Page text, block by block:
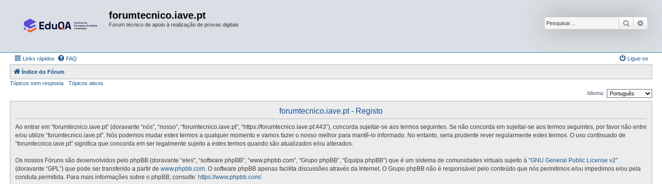
forumtecnico.iave.pt
Forum técnico de apoio à realização de provas digitais Pesquisar
Links rápidos FAQ Ligue-se
Índice do Fórum
Tópicos sem resposta
Tópicos ativos
Idioma:
forumtecnico.iave.pt - Registo
Ao entrar em “forumtecnico.iave.pt” (doravante “nós”, “nosso”, “forumtecnico.iave.pt”, “https://forumtecnico.iave.pt:443”), concorda sujeitar-se aos termos seguintes. Se não concorda em sujeitar-se aos termos seguintes, por favor não entre
e/ou utilize “forumtecnico.iave.pt”. Nós podemos mudar estes termos a qualquer momento e vamos fazer o nosso melhor para mantê-lo informado. No entanto, seria prudente rever regularmente estes termos. O uso continuado de
“forumtecnico.iave.pt” significa que concorda em ser legalmente sujeito a estes termos quando são atualizados e/ou alterados.
Os nossos Fóruns são desenvolvidos pelo phpBB (doravante “eles”, “software phpBB”, “www.phpbb.com”, “Grupo phpBB”, “Equipa phpBB”) que é um sistema de comunidades virtuais sujeito à “GNU General Public License v2”
(doravante “GPL”) que pode ser transferido a partir de www.phpbb.com . O software phpBB apenas facilita discussões através da Internet. O Grupo phpBB não é responsável pelo conteúdo que nós permitimos e/ou impedimos e/ou pela
conduta permitida. Para mais informações sobre o phpBB, consulte: https://www.phpbb.com/.